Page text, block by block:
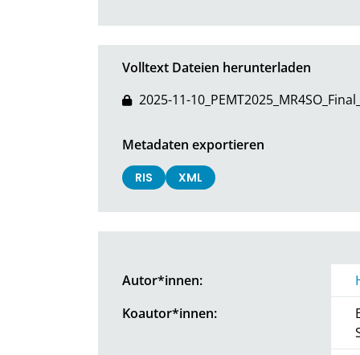
Volltext Dateien herunterladen
2025-11-
Metadaten exportieren
RIS XML
Autor*innen:
Koautor*innen: